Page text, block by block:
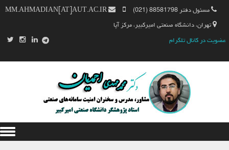
مسئول دفتر 88581798 (021)
تهران، دانشگاه صنعتی امیرکبیر، مرکز آپا
عضویت در کانال تلگرام